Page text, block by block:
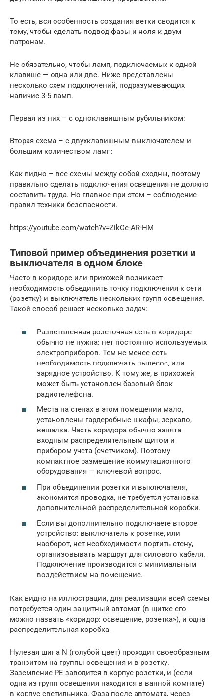
То есть, вся особенность создания ветки сводится к
тому, чтобы сделать подвод фазы и ноля к двум
патронам.
Не обязательно, чтобы ламп, подключаемых к одной
клавише — одна или две. Ниже представлены
несколько схем подключений, подразумевающих
наличие 3-5 ламп.
Первая из них – с одноклавишным рубильником:
Вторая схема – с двухклавишным выключателем и
большим количеством ламп:
Как видно – все схемы между собой сходны, поэтому
правильно сделать подключения освещения не должно
составить труда. Но главное при этом – соблюдение
правил техники безопасности.
https://youtube.com/watch?v=ZikCe-AR-HM
Типовой пример объединения розетки и
выключателя в одном блоке
Часто в коридоре или прихожей возникает
необходимость объединить точку подключения к сети
(розетку) и выключатель нескольких групп освещения.
Такой способ решает несколько задач:
Разветвленная розеточная сеть в коридоре
обычно не нужна: нет постоянно используемых
электроприборов. Тем не менее есть
необходимость подключать пылесос, или
зарядное устройство. К тому же, в прихожей
может быть установлен базовый блок
радиотелефона.
Места на стенах в этом помещении мало,
установлены гардеробные шкафы, зеркало,
вешалка. Часть коридора обычно занята
входным распределительным щитом и
прибором учета (счетчиком). Поэтому
компактное размещение коммутационного
оборудования — ключевой вопрос.
При объединении розетки и выключателя,
экономится проводка, не требуется установка
дополнительной распределительной коробки.
Если вы дополнительно подключаете второе
устройство: выключатель к розетке, или
наоборот, нет необходимости портить стену,
организовывать маршрут для силового кабеля.
Подключение производится с минимальным
воздействием на помещение.
Как видно на иллюстрации, для реализации всей схемы
потребуется один защитный автомат (в щитке его
можно назвать «коридор: освещение, розетка»), и одна
распределительная коробка.
Нулевая шина N (голубой цвет) проходит своеобразным
транзитом на группы освещения и в розетку.
Заземление PE заводится в корпус розетки, и (если
одна из групп освещения находится в ванной комнате)
в корпус светильника. Фаза после автомата, через